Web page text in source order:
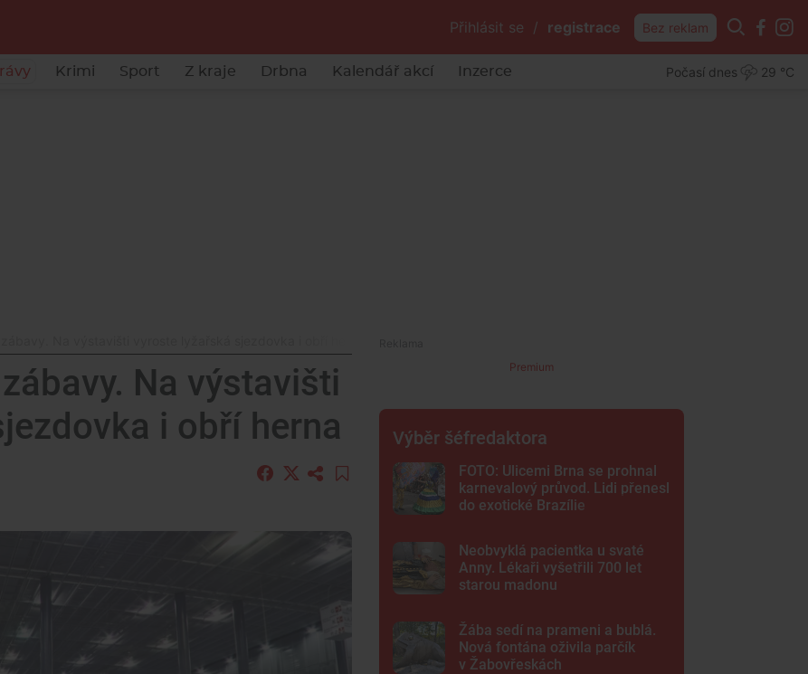
Přihlásit se / registrace Bez reklam
Krimi Sport Z kraje Drbna Kalendář akcí Inzerce Počasí dnes 29 °C
Na výstavišti
i obří herna
Premium
Výběr šéfredaktora
FOTO: Ulicemi Brna se prohnal
karnevalový průvod. Lidi přenesl
do exotické Brazílie
Neobvyklá pacientka u svaté
Anny. Lékaři vyšetřili 700 let
starou madonu
Žába sedí na prameni a bublá.
Nová fontána oživila parčík
v Žabovřeskách